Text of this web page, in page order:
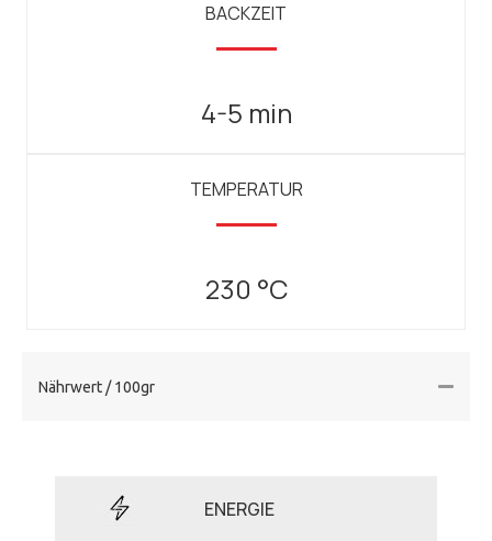
BACKZEIT
4-5 min
TEMPERATUR
230 °C
Nährwert / 100gr
ENERGIE